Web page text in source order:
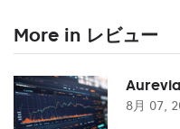
More in レビュー
8月 07,